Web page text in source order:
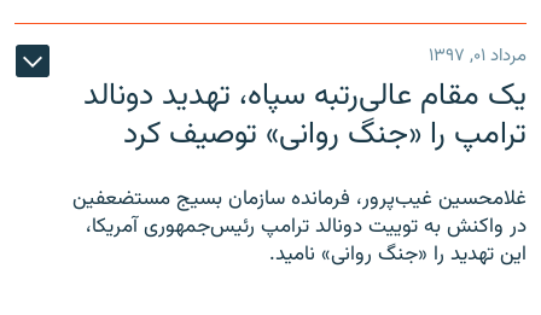
مرداد ۰۱, ۱۳۹۷
یک مقام عالی‌رتبه سپاه، تهدید دونالد
ترامپ را «جنگ روانی» توصیف کرد
غلامحسین غیب‌پرور، فرمانده سازمان بسیج مستضعفین
در واکنش به توییت دونالد ترامپ رئیس‌جمهوری آمریکا،
این تهدید را «جنگ روانی» نامید.